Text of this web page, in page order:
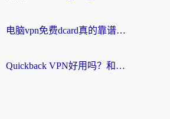
海外党必看：电脑vpn免费dcard真的靠谱吗？教你选对回国加速器无缝访问国内资源
海外党必看：Quickback VPN好用吗？和小黑牛VPN对比哪个回国效果更好？附真实体验+避坑指南